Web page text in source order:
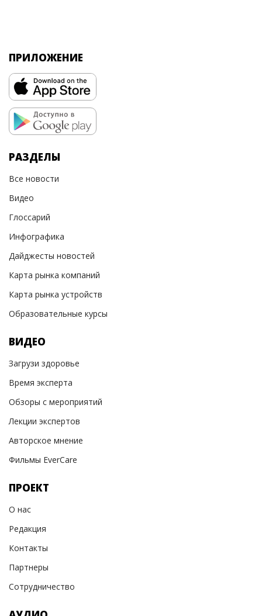
ПРИЛОЖЕНИЕ
РАЗДЕЛЫ
Все новости
Видео
Глоссарий
Инфографика
Дайджесты новостей
Карта рынка компаний
Карта рынка устройств
Образовательные курсы
ВИДЕО
Загрузи здоровье
Время эксперта
Обзоры с мероприятий
Лекции экспертов
Авторское мнение
Фильмы EverCare
ПРОЕКТ
О нас
Редакция
Контакты
Партнеры
Сотрудничество